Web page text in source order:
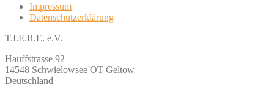
Impressum
Datenschutzerklärung
T.I.E.R.E. e.V.
Hauffstrasse 92
14548 Schwielowsee OT Geltow
Deutschland